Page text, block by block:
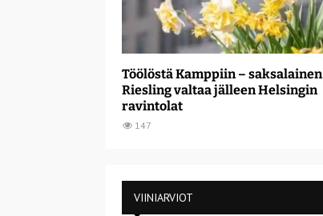
Töölöstä Kamppiin – saksalainen
Riesling valtaa jälleen Helsingin
ravintolat
147
VIINIARVIOT